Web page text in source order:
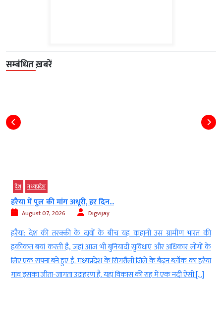
सम्बंधित ख़बरें
देश मध्‍यप्रदेश
हरैया में पुल की मांग अधूरी, हर दिन...
August 07, 2026 Digvijay
हरैया: देश की तरक्की के दावों के बीच यह कहानी उस ग्रामीण भारत की
हकीकत बयां करती है, जहां आज भी बुनियादी सुविधाएं और अधिकार लोगों के
लिए एक सपना बने हुए हैं. मध्यप्रदेश के सिंगरौली जिले के बैढ़न ब्लॉक का हरैया
गांव इसका जीता-जागता उदाहरण है. यहां विकास की राह में एक नदी ऐसी […]